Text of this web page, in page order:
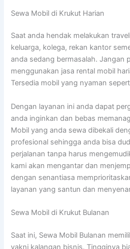
Sewa Mobil di Krukut Harian
Saat anda hendak melakukan
keluarga, kolega, rekan kantor
anda sedang bermasalah. Jangan
menggunakan jasa rental mobil
Tersedia mobil yang nyaman
Dengan layanan ini anda dapat
anda inginkan dan bebas
Mobil yang anda sewa dibekali
profesional sehingga anda bisa
perjalanan tanpa harus
kami akan mengantar dan
dengan senantiasa
layanan yang santun dan
Sewa Mobil di Krukut Bulanan
Saat ini, Sewa Mobil Bulanan
yakni kalangan bisnis. Tingginya